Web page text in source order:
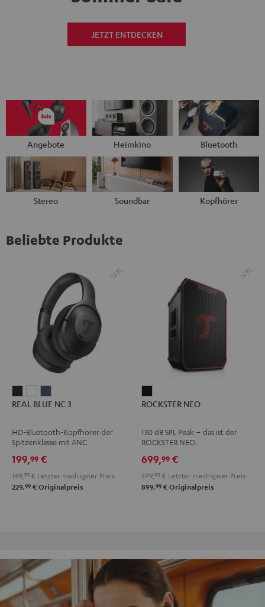
JETZT ENTDECKEN
Angebote Heimkino Bluetooth
Stereo Soundbar Kopfhörer
Beliebte Produkte
BLUE
3
Night
Black
BLUE
3
Pearl
White
BLUE
3
Steel
REAL BLUE NC 3
HD-Bluetooth-Kopfhörer der
Spitzenklasse mit ANC
199,99 €
149, 99 € Letzter niedrigster Preis
229,99 € Originalpreis
NEO
ROCKSTER NEO
130 dB SPL Peak – das ist der
ROCKSTER NEO.
699,99 €
599, 99 € Letzter niedrigster Preis
899,99 € Originalpreis